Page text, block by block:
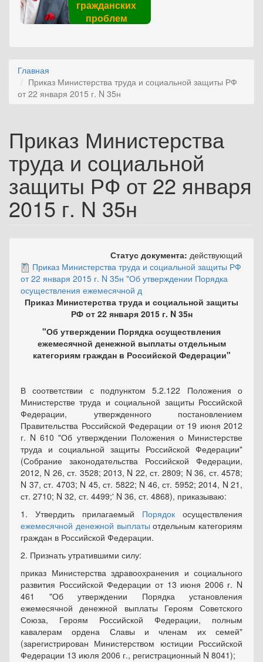
гражданских
проблем
Главная
Приказ Министерства труда и социальной защиты РФ
от 22 января 2015 г. N 35н
Приказ Министерства
труда и социальной
защиты РФ от 22 января
2015 г. N 35н
Статус документа: действующий
Приказ Министерства труда и социальной защиты РФ
от 22 января 2015 г. N 35н "Об утверждении Порядка
осуществления ежемесячной д
Приказ Министерства труда и социальной защиты
РФ от 22 января 2015 г. N 35н
"Об утверждении Порядка осуществления
ежемесячной денежной выплаты отдельным
категориям граждан в Российской Федерации"
В соответствии с подпунктом 5.2.122 Положения о
Министерстве труда и социальной защиты Российской
Федерации, утвержденного постановлением
Правительства Российской Федерации от 19 июня 2012
г. N 610 "Об утверждении Положения о Министерстве
труда и социальной защиты Российской Федерации"
(Собрание законодательства Российской Федерации,
2012, N 26, ст. 3528; 2013, N 22, ст. 2809; N 36, ст. 4578;
N 37, ст. 4703; N 45, ст. 5822; N 46, ст. 5952; 2014, N 21,
ст. 2710; N 32, ст. 4499;' N 36, ст. 4868), приказываю:
1. Утвердить прилагаемый Порядок осуществления
ежемесячной денежной выплаты отдельным категориям
граждан в Российской Федерации.
2. Признать утратившими силу:
приказ Министерства здравоохранения и социального
развития Российской Федерации от 13 июня 2006 г. N
461 "Об утверждении Порядка установления
ежемесячной денежной выплаты Героям Советского
Союза, Героям Российской Федерации, полным
кавалерам ордена Славы и членам их семей"
(зарегистрирован Министерством юстиции Российской
Федерации 13 июля 2006 г., регистрационный N 8041);